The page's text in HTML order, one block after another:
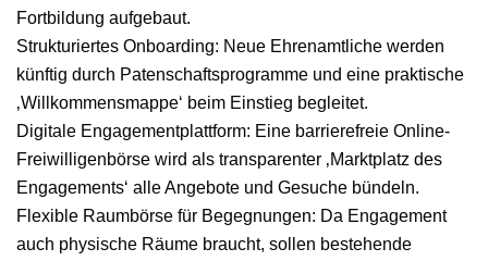
Fortbildung aufgebaut.
Strukturiertes Onboarding: Neue Ehrenamtliche werden
künftig durch Patenschaftsprogramme und eine praktische
‚Willkommensmappe‘ beim Einstieg begleitet.
Digitale Engagementplattform: Eine barrierefreie Online-
Freiwilligenbörse wird als transparenter ‚Marktplatz des
Engagements‘ alle Angebote und Gesuche bündeln.
Flexible Raumbörse für Begegnungen: Da Engagement
auch physische Räume braucht, sollen bestehende